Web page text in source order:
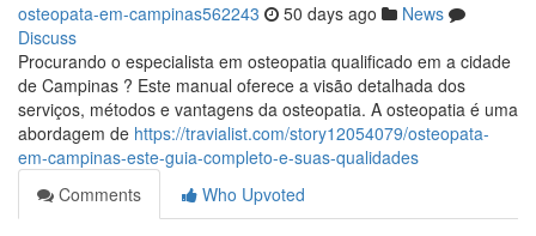
osteopata-em-campinas562243 50 days ago
News
Discuss
Procurando o especialista em osteopatia qualificado em a cidade
de Campinas ? Este manual oferece a visão detalhada dos
serviços, métodos e vantagens da osteopatia. A osteopatia é uma
abordagem de https://travialist.com/story12054079/osteopata-
em-campinas-este-guia-completo-e-suas-qualidades
Comments
Who Upvoted